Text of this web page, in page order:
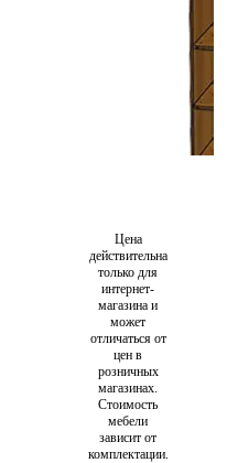
Цена
действительна
только для
интернет-
магазина и
может
отличаться от
цен в
розничных
магазинах.
Стоимость
мебели
зависит от
комплектации.